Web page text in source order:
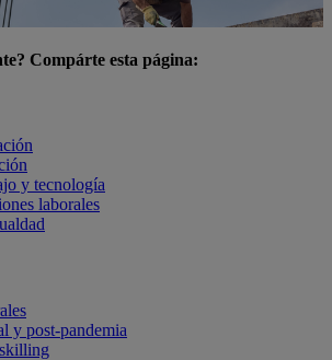
Compárte esta página:
y tecnología
laborales
y post-pandemia